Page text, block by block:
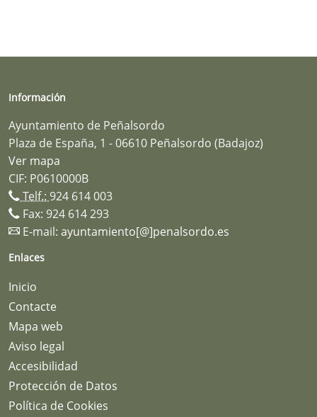
Información
Ayuntamiento de Peñalsordo
Plaza de España, 1 - 06610 Peñalsordo (Badajoz)
Ver mapa
CIF: P0610000B
Telf.: 924 614 003
Fax: 924 614 293
E-mail: ayuntamiento[@]penalsordo.es
Enlaces
Inicio
Contacte
Mapa web
Aviso legal
Accesibilidad
Protección de Datos
Política de Cookies